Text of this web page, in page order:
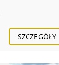
SZCZEGÓŁY